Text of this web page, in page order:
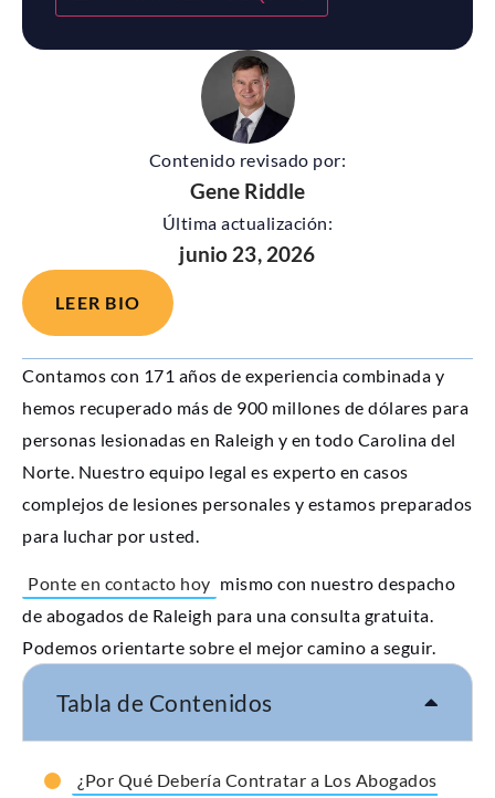
Contenido revisado por:
Gene Riddle
Última actualización:
junio 23, 2026
LEER BIO
Contamos con 171 años de experiencia combinada y
hemos recuperado más de 900 millones de dólares para
personas lesionadas en Raleigh y en todo Carolina del
Norte. Nuestro equipo legal es experto en casos
complejos de lesiones personales y estamos preparados
para luchar por usted.
Ponte en contacto hoy mismo con nuestro despacho
de abogados de Raleigh para una consulta gratuita.
Podemos orientarte sobre el mejor camino a seguir.
Tabla de Contenidos
¿Por Qué Debería Contratar a Los Abogados